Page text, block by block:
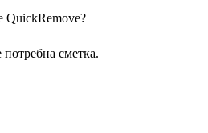
QuickRemove?
сметка.